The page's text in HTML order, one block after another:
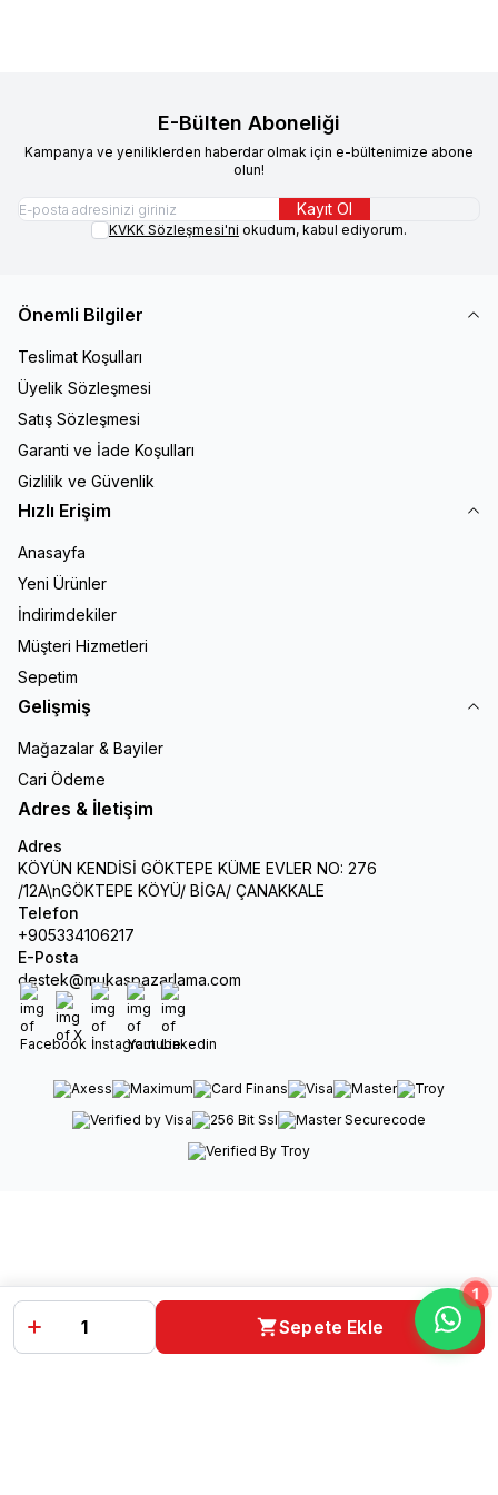
1
Sepete Ekle
E-Bülten Aboneliği
Kampanya ve yeniliklerden haberdar olmak için e-bültenimize abone
olun!
Kayıt Ol
KVKK Sözleşmesi'ni okudum, kabul ediyorum.
Önemli Bilgiler
Teslimat Koşulları
Üyelik Sözleşmesi
Satış Sözleşmesi
Garanti ve İade Koşulları
Gizlilik ve Güvenlik
Hızlı Erişim
Anasayfa
Yeni Ürünler
İndirimdekiler
Müşteri Hizmetleri
Sepetim
Gelişmiş
Mağazalar & Bayiler
Cari Ödeme
Adres & İletişim
Adres
KÖYÜN KENDİSİ GÖKTEPE KÜME EVLER NO: 276
/12A\nGÖKTEPE KÖYÜ/ BİGA/ ÇANAKKALE
Telefon
+905334106217
E-Posta
destek@mukaspazarlama.com
Facebook
X İnstagram
Youtube